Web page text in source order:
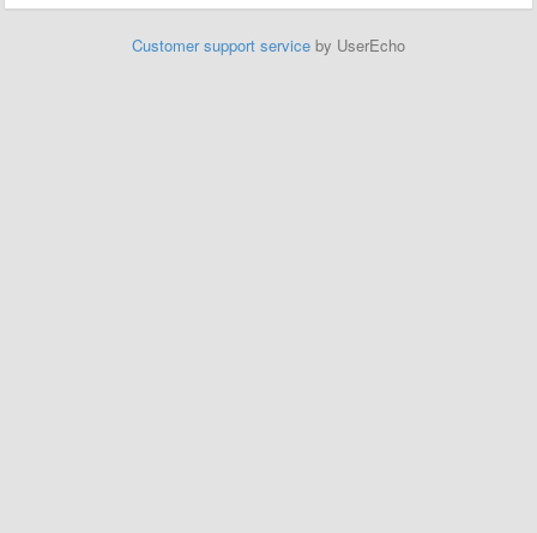
Customer support service by UserEcho